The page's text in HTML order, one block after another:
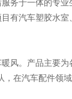
有汽车塑胶水室
风。产品主要为
在汽车配件领域